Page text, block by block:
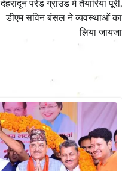
देहरादून परेड ग्राउंड में तैयारियां पूरी,
डीएम सविन बंसल ने व्यवस्थाओं का
लिया जायजा